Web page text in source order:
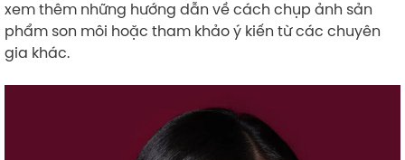
xem thêm những hướng dẫn về cách chụp ảnh sản
phẩm son môi hoặc tham khảo ý kiến từ các chuyên
gia khác.